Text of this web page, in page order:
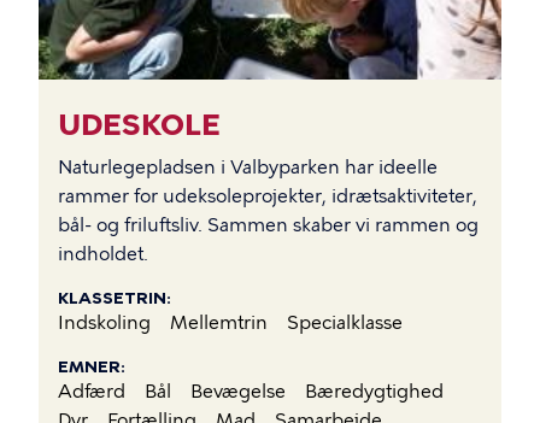
UDESKOLE
Naturlegepladsen i Valbyparken har ideelle
rammer for udeksoleprojekter, idrætsaktiviteter,
bål- og friluftsliv. Sammen skaber vi rammen og
indholdet.
KLASSETRIN
Indskoling Mellemtrin Specialklasse
EMNER
Adfærd Bål Bevægelse
Bæredygtighed